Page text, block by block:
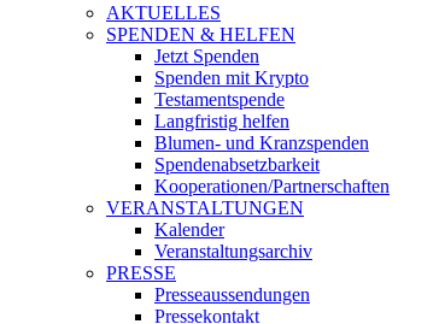
AKTUELLES
SPENDEN & HELFEN
Jetzt Spenden
Spenden mit Krypto
Testamentspende
Langfristig helfen
Blumen- und Kranzspenden
Spendenabsetzbarkeit
Kooperationen/Partnerschaften
VERANSTALTUNGEN
Kalender
Veranstaltungsarchiv
PRESSE
Presseaussendungen
Pressekontakt